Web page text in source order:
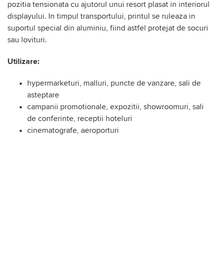
pozitia tensionata cu ajutorul unui resort plasat in interiorul
displayului. In timpul transportului, printul se ruleaza in
suportul special din aluminiu, fiind astfel protejat de socuri
sau lovituri.
Utilizare:
hypermarketuri, malluri, puncte de vanzare, sali de
asteptare
campanii promotionale, expozitii, showroomuri, sali
de conferinte, receptii hoteluri
cinematografe, aeroporturi